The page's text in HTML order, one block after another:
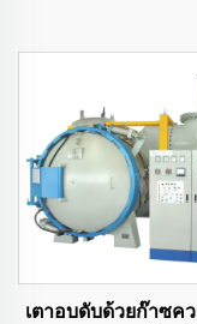
เตาอบดับด้วยก๊าซค